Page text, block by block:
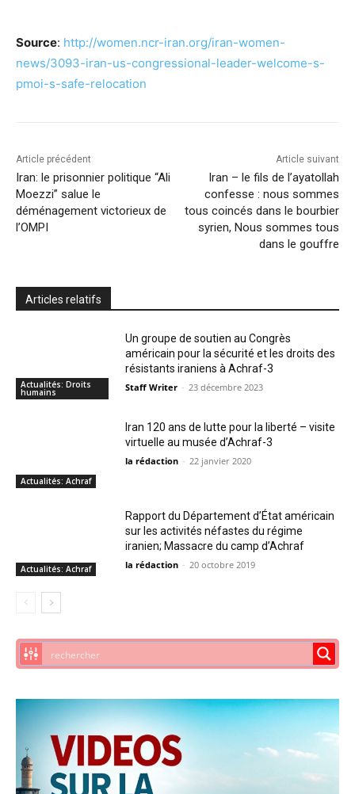
Source: http://women.ncr-iran.org/iran-women-
news/3093-iran-us-congressional-leader-welcome-s-
pmoi-s-safe-relocation
Article précédent
Iran: le prisonnier politique “Ali
Moezzi” salue le
déménagement victorieux de
l’OMPI
Article suivant
Iran – le fils de l’ayatollah
confesse : nous sommes
tous coincés dans le bourbier
syrien, Nous sommes tous
dans le gouffre
Articles relatifs
Actualités: Droits
humains
Un groupe de soutien au Congrès
américain pour la sécurité et les droits des
résistants iraniens à Achraf-3
Staff Writer - 23 décembre 2023
Actualités: Achraf
Iran 120 ans de lutte pour la liberté – visite
virtuelle au musée d’Achraf-3
la rédaction - 22 janvier 2020
Actualités: Achraf
Rapport du Département d’État américain
sur les activités néfastes du régime
iranien; Massacre du camp d’Achraf
la rédaction - 20 octobre 2019